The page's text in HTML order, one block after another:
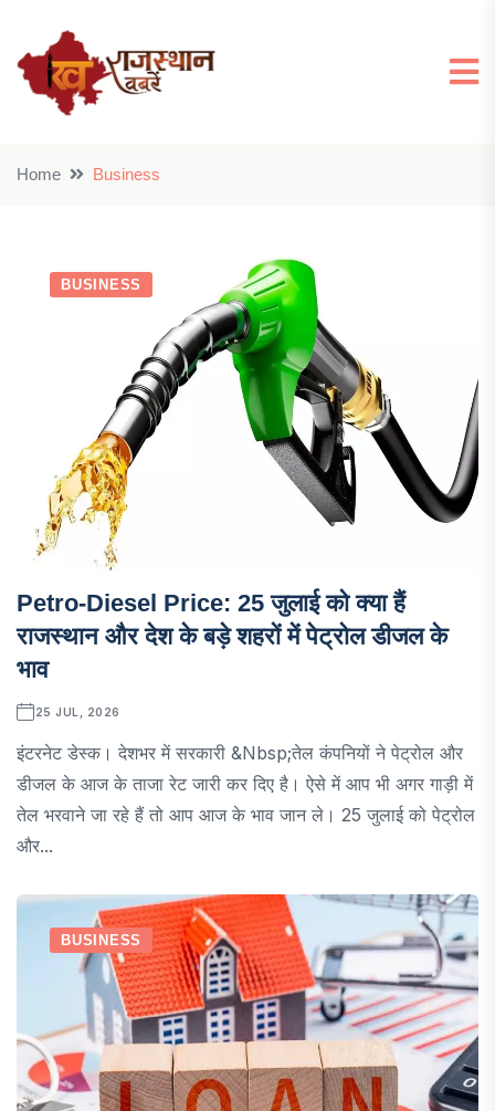
Home Business
BUSINESS
Petro-Diesel Price: 25 जुलाई को क्या हैं
राजस्थान और देश के बड़े शहरों में पेट्रोल डीजल के
भाव
25 JUL, 2026
इंटरनेट डेस्क। देशभर में सरकारी &nbsp;तेल कंपनियों ने पेट्रोल और
डीजल के आज के ताजा रेट जारी कर दिए है। ऐसे में आप भी अगर गाड़ी में
तेल भरवाने जा रहे हैं तो आप आज के भाव जान ले। 25 जुलाई को पेट्रोल
और...
BUSINESS